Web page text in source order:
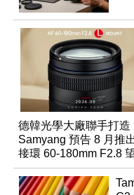
德韓光學大廠聯手打造
Samyang 預告 8 月推
接環 60-180mm F2.8
變焦鏡